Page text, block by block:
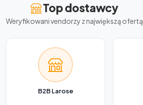
Top dostawcy
Weryfikowani vendorzy z największą ofertą
B2B Larose